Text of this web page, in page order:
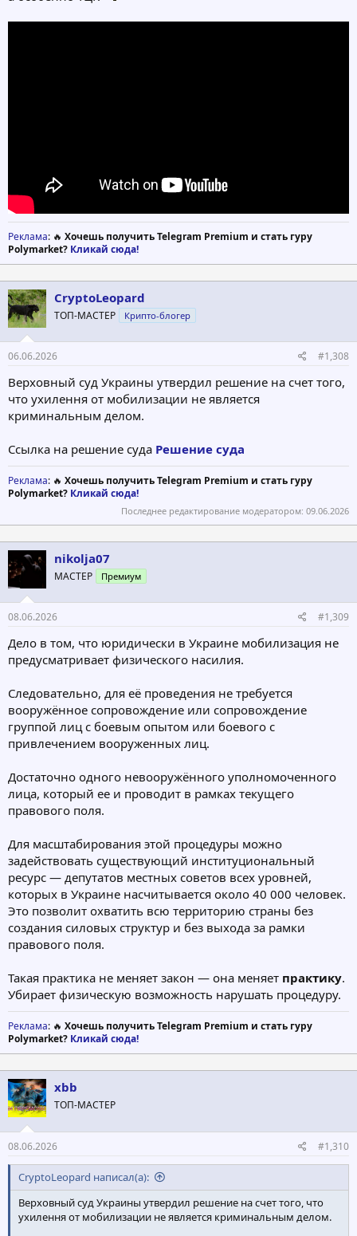
Реклама: 🔥 Хочешь получить Telegram Premium и стать гуру
Polymarket? Кликай сюда!
CryptoLeopard
ТОП-МАСТЕР Крипто-блогер
06.06.2026 #1,308
Верховный суд Украины утвердил решение на счет того,
что ухилення от мобилизации не является
криминальным делом.
Ссылка на решение суда Решение суда
Реклама: 🔥 Хочешь получить Telegram Premium и стать гуру
Polymarket? Кликай сюда!
Последнее редактирование модератором: 09.06.2026
nikolja07
МАСТЕР Премиум
08.06.2026 #1,309
Дело в том, что юридически в Украине мобилизация не
предусматривает физического насилия.
Следовательно, для её проведения не требуется
вооружённое сопровождение или сопровождение
группой лиц с боевым опытом или боевого с
привлечением вооруженных лиц.
Достаточно одного невооружённого уполномоченного
лица, который ее и проводит в рамках текущего
правового поля.
Для масштабирования этой процедуры можно
задействовать существующий институциональный
ресурс — депутатов местных советов всех уровней,
которых в Украине насчитывается около 40 000 человек.
Это позволит охватить всю территорию страны без
создания силовых структур и без выхода за рамки
правового поля.
Такая практика не меняет закон — она меняет практику.
Убирает физическую возможность нарушать процедуру.
Реклама: 🔥 Хочешь получить Telegram Premium и стать гуру
Polymarket? Кликай сюда!
xbb
ТОП-МАСТЕР
08.06.2026 #1,310
CryptoLeopard написал(а):
Верховный суд Украины утвердил решение на счет того, что
ухилення от мобилизации не является криминальным делом.